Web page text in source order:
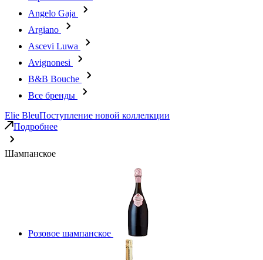
Angelo Gaja
Argiano
Ascevi Luwa
Avignonesi
B&B Bouche
Все бренды
Elie BleuПоступление новой коллелкции
Подробнее
Шампанское
Розовое шампанское